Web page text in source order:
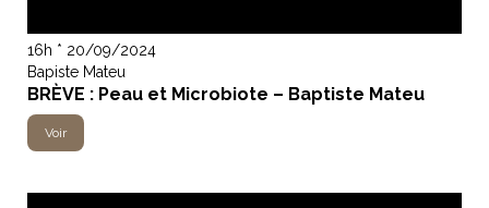
16h * 20/09/2024
Bapiste Mateu
BRÈVE : Peau et Microbiote – Baptiste Mateu
Voir